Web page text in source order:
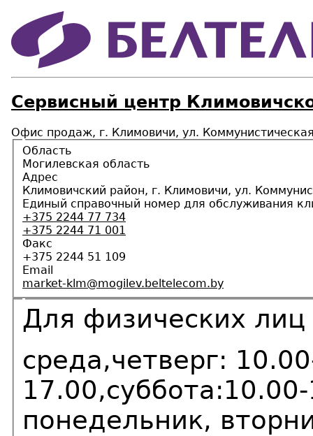
Сервисный центр
Офис продаж, г. Климовичи, ул.
Область
Могилевская область
Адрес
Климовичский район, г. Климовичи, ул.
Единый справочный номер для обслуживания
+375 2244 77 734
+375 2244 71 001
Факс
+375 2244 51 109
Email
market-klm@mogilev.beltelecom.by
Для физических лиц
среда,четверг:
понедельник,